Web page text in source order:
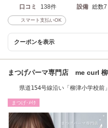
口コミ 138件 設備 総数7
スマート支払いOK
クーポンを表示
まつげパーマ専門店 me curl 柳
県道154号線沿い「柳津小学校前
まつげ･ﾒｲｸ